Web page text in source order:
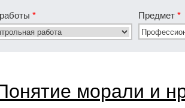
* Предмет *
морали и